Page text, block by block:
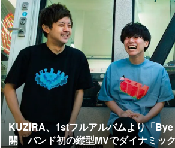
KUZIRA、1stフルアルバムより「
開 バンド初の縦型MVでダイナミッ